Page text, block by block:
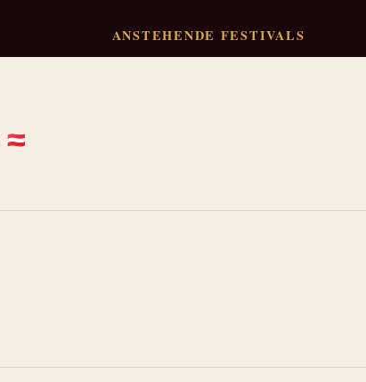
ANSTEHENDE FESTIVALS
🇦🇹